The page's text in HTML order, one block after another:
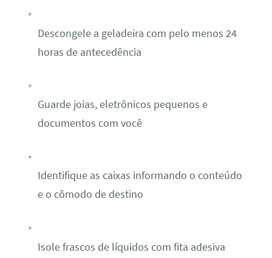
Descongele a geladeira com pelo menos 24
horas de antecedência
Guarde joias, eletrônicos pequenos e
documentos com você
Identifique as caixas informando o conteúdo
e o cômodo de destino
Isole frascos de líquidos com fita adesiva